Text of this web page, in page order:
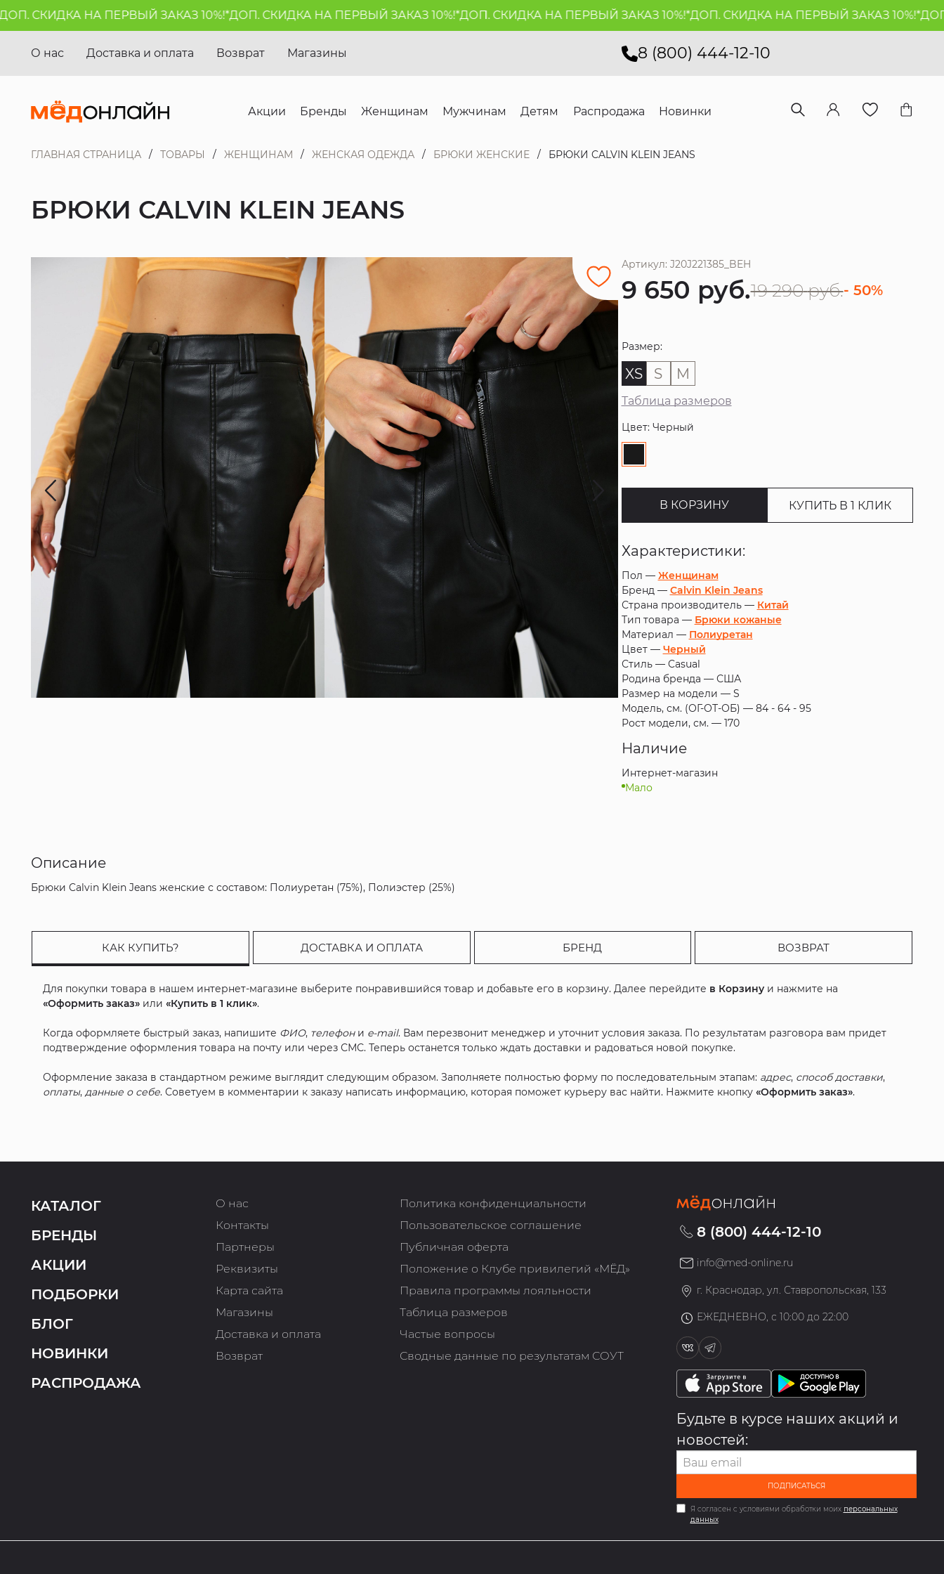
СКИДКА НА ПЕРВЫЙ ЗАКАЗ 10%!*ДОП. СКИДКА НА ПЕРВЫЙ ЗАКАЗ 10%!*ДОП. СКИДКА НА ПЕРВЫЙ ЗАКАЗ 10%!*ДОП. СКИДКА НА ПЕРВЫЙ ЗАКАЗ 10%!*ДОП.
8 (800) 444-12-10
О нас Доставка и оплата Возврат Магазины
Акции Бренды Женщинам Мужчинам Детям Распродажа Новинки
ГЛАВНАЯ СТРАНИЦА ТОВАРЫ ЖЕНЩИНАМ ЖЕНСКАЯ ОДЕЖДА БРЮКИ ЖЕНСКИЕ БРЮКИ CALVIN KLEIN JEANS
БРЮКИ CALVIN KLEIN JEANS
Артикул: J20J221385_BEH
9 650 руб.19 290 руб.- 50%
Размер:
XS S M
Таблица размеров
Цвет: Черный
В КОРЗИНУ КУПИТЬ В 1 КЛИК
Характеристики:
Пол — Женщинам
Бренд — Calvin Klein Jeans
Страна производитель — Китай
Тип товара — Брюки кожаные
Материал — Полиуретан
Цвет — Черный
Стиль — Casual
Родина бренда — США
Размер на модели — S
Модель, см. (ОГ-ОТ-ОБ) — 84 - 64 - 95
Рост модели, см. — 170
Наличие
Интернет-магазин
Мало
Описание
Брюки Calvin Klein Jeans женские с составом: Полиуретан (75%), Полиэстер (25%)
КАК КУПИТЬ? ДОСТАВКА И ОПЛАТА БРЕНД ВОЗВРАТ
Для покупки товара в нашем интернет-магазине выберите понравившийся товар и добавьте его в корзину. Далее перейдите в Корзину и нажмите на
«Оформить заказ» или«Купить в 1 клик».
Когда оформляете быстрый заказ, напишите ФИО, телефони e-mail. Вам перезвонит менеджер и уточнит условия заказа. По результатам разговора вам придет
подтверждение оформления товара на почту или через СМС. Теперь останется только ждать доставки и радоваться новой покупке.
Оформление заказа в стандартном режиме выглядит следующим образом. Заполняете полностью форму по последовательным этапам: адрес, способ доставки,
оплаты,данные о себе. Советуем в комментарии к заказу написать информацию, которая поможет курьеру вас найти. Нажмите кнопку«Оформить заказ».
КАТАЛОГ
БРЕНДЫ
АКЦИИ
ПОДБОРКИ
БЛОГ
НОВИНКИ
РАСПРОДАЖА
О нас
Контакты
Партнеры
Реквизиты
Карта сайта
Магазины
Доставка и оплата
Возврат
Политика конфиденциальности
Пользовательское соглашение
Публичная оферта
Положение о Клубе привилегий «МЁД»
Правила программы лояльности
Таблица размеров
Частые вопросы
Сводные данные по результатам СОУТ
8 (800) 444-12-10
info@med-online.ru
г. Краснодар, ул. Ставропольская, 133
ЕЖЕДНЕВНО, с 10:00 до 22:00
Будьте в курсе наших акций и
новостей:
ПОДПИСАТЬСЯ
Я согласен с условиями обработки моих персональных
данных